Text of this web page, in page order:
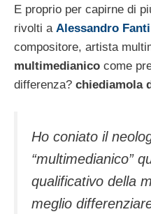
E proprio per capirne di
rivolti a Alessandro
compositore, artista
multimedianico come
differenza? chiediamola
Ho coniato il
“multimedianico”
qualificativo della
meglio